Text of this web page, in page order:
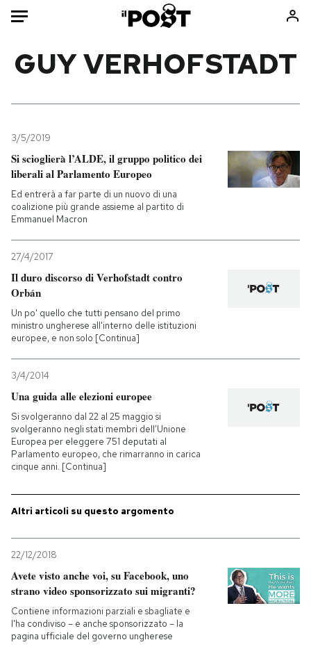
Mondo
Politica
Tecnologia
Internet
Scienza
Economia
Sport
Consumismi
Ok Boomer!
Mondiali calcio 2026
PODCAST
I MIEI PREFERITI
Entra
GUY VERHOFSTADT
3/5/2019
Si scioglierà l’ALDE, il gruppo politico dei
liberali al Parlamento Europeo
Ed entrerà a far parte di un nuovo di una
coalizione più grande assieme al partito di
Emmanuel Macron
27/4/2017
Il duro discorso di Verhofstadt contro
Orbán
Un po' quello che tutti pensano del primo
ministro ungherese all'interno delle istituzioni
europee, e non solo [Continua]
3/4/2014
Una guida alle elezioni europee
Si svolgeranno dal 22 al 25 maggio si
svolgeranno negli stati membri dell’Unione
Europea per eleggere 751 deputati al
Parlamento europeo, che rimarranno in carica
cinque anni. [Continua]
Altri articoli su questo argomento
22/12/2018
Avete visto anche voi, su Facebook, uno
strano video sponsorizzato sui migranti?
Contiene informazioni parziali e sbagliate e
l'ha condiviso – e anche sponsorizzato – la
pagina ufficiale del governo ungherese